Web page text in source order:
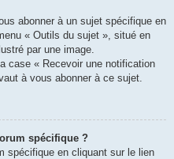
abonner à un sujet spécifique en
« Outils du sujet », situé en
par une image.
case « Recevoir une notification
à vous abonner à ce sujet.
spécifique ?
spécifique en cliquant sur le lien